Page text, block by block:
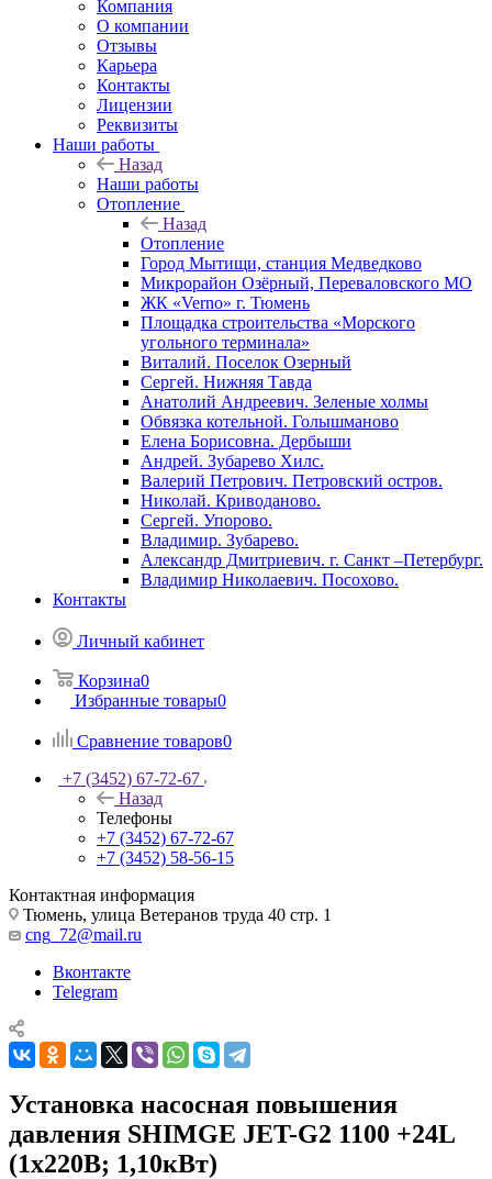
Компания
О компании
Отзывы
Карьера
Контакты
Лицензии
Реквизиты
Наши работы
Назад
Наши работы
Отопление
Назад
Отопление
Город Мытищи, станция Медведково
Микрорайон Озёрный, Переваловского МО
ЖК «Verno» г. Тюмень
Площадка строительства «Морского
угольного терминала»
Виталий. Поселок Озерный
Сергей. Нижняя Тавда
Анатолий Андреевич. Зеленые холмы
Обвязка котельной. Голышманово
Елена Борисовна. Дербыши
Андрей. Зубарево Хилс.
Валерий Петрович. Петровский остров.
Николай. Криводаново.
Сергей. Упорово.
Владимир. Зубарево.
Александр Дмитриевич. г. Санкт –Петербург.
Владимир Николаевич. Посохово.
Контакты
Личный кабинет
Корзина0
Избранные товары0
Сравнение товаров0
+7 (3452) 67-72-67
Назад
Телефоны
+7 (3452) 67-72-67
+7 (3452) 58-56-15
Контактная информация
Тюмень, улица Ветеранов труда 40 стр. 1
cng_72@mail.ru
Вконтакте
Telegram
Установка насосная повышения
давления SHIMGE JET-G2 1100 +24L
(1х220В; 1,10кВт)